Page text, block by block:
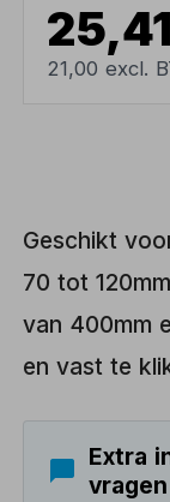
25,41
21,00 excl.
Geschikt
70 tot
van 400mm
en vast te
Extra